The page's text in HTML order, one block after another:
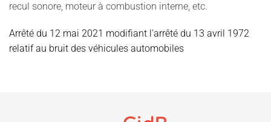
recul sonore, moteur à combustion interne, etc.
Arrêté du 12 mai 2021 modifiant l'arrêté du 13 avril 1972
relatif au bruit des véhicules automobiles